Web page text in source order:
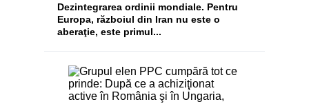
Dezintegrarea ordinii mondiale. Pentru
Europa, războiul din Iran nu este o
aberaţie, este primul...